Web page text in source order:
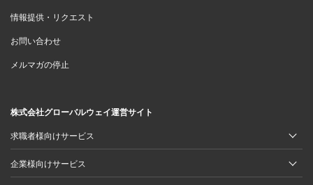
情報提供・リクエスト
お問い合わせ
メルマガの停止
株式会社グローバルウェイ運営サイト
求職者様向けサービス
企業様向けサービス